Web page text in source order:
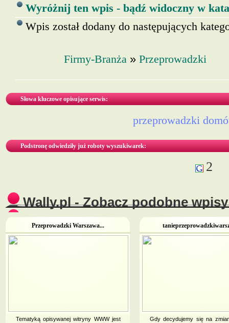
Wyróżnij ten wpis - bądź widoczny w
Wpis został dodany do następujących
Firmy-Branża » Przeprowadzki
Słowa kluczowe opisujące serwis:
przeprowadzki
Podstronę odwiedziły już roboty wyszukiwarek:
2
Wally.pl - Zobacz podobne
Przeprowadzki Warszawa...
Tematyką opisywanej witryny WWW jest
Gdy decydujemy się na